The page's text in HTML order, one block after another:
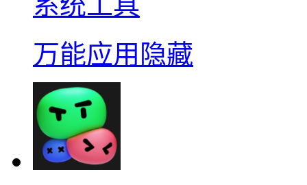
万能应用隐藏